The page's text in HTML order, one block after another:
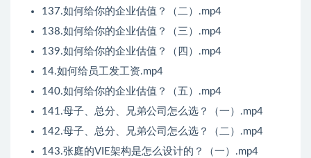
137.如何给你的企业估值？（二）.mp4
138.如何给你的企业估值？（三）.mp4
139.如何给你的企业估值？（四）.mp4
14.如何给员工发工资.mp4
140.如何给你的企业估值？（五）.mp4
141.母子、总分、兄弟公司怎么选？（一）.mp4
142.母子、总分、兄弟公司怎么选？（二）.mp4
143.张庭的VIE架构是怎么设计的？（一）.mp4